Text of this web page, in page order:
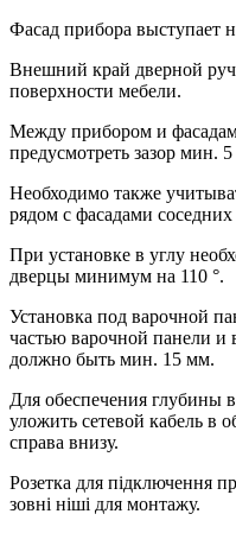
Фасад прибора выступает
Внешний край дверной
поверхности мебели.
Между прибором и
предусмотреть зазор мин.
Необходимо также
рядом с фасадами
При установке в углу
дверцы минимум на 110 °.
Установка под варочной
частью варочной панели и
должно быть мин. 15 мм.
Для обеспечения глубины
уложить сетевой кабель в
справа внизу.
Розетка для підключення
зовні ніші для монтажу.